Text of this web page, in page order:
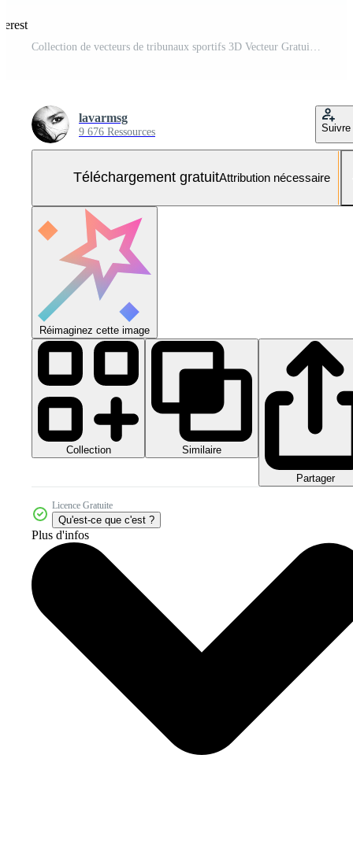
lavarmsg
9 676 Ressources Suivre
Téléchargement gratuitAttribution nécessaire
Réimaginez cette image
Collection Similaire
Partager
Licence Gratuite
Qu'est-ce que c'est ?
Plus d'infos